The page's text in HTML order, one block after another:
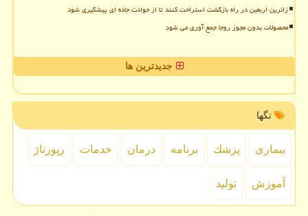
زائرین اربعین در راه بازگشت استراحت کنند تا از حوادث جاده ای پیشگیری شود
محصولات بدون مجوز روجا جمع آوری می شود
جدیدترین ها
تگها
بیماری پزشك برنامه درمان خدمات رپورتاژ
آموزش تولید